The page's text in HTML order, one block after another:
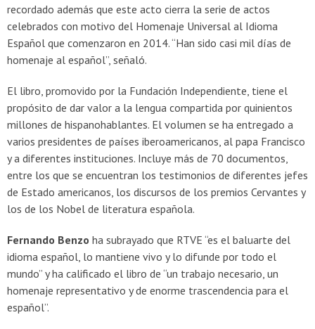
recordado además que este acto cierra la serie de actos
celebrados con motivo del Homenaje Universal al Idioma
Español que comenzaron en 2014. “Han sido casi mil días de
homenaje al español”, señaló.
El libro, promovido por la Fundación Independiente, tiene el
propósito de dar valor a la lengua compartida por quinientos
millones de hispanohablantes. El volumen se ha entregado a
varios presidentes de países iberoamericanos, al papa Francisco
y a diferentes instituciones. Incluye más de 70 documentos,
entre los que se encuentran los testimonios de diferentes jefes
de Estado americanos, los discursos de los premios Cervantes y
los de los Nobel de literatura española.
Fernando Benzo ha subrayado que RTVE “es el baluarte del
idioma español, lo mantiene vivo y lo difunde por todo el
mundo” y ha calificado el libro de “un trabajo necesario, un
homenaje representativo y de enorme trascendencia para el
español”.